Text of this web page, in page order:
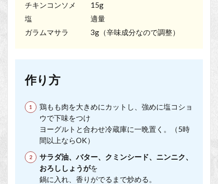
チキンコンソメ 15g
塩 適量
ガラムマサラ 3g（辛味成分なので調整）
作り方
鶏もも肉を大きめにカットし、強めに塩コショ
ウで下味をつけ
ヨーグルトと合わせ冷蔵庫に一晩置く。（5時
間以上ならOK）
サラダ油、バター、クミンシード、ニンニク、
おろししょうがを
鍋に入れ、香りがでるまで炒める。